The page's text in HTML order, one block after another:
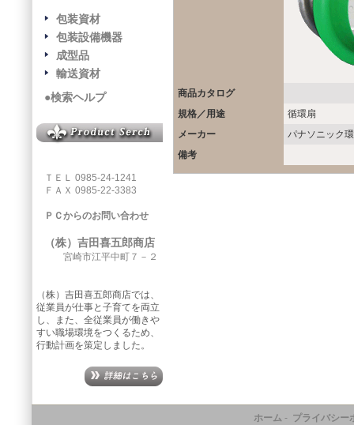
包装資材
包装設備機器
成型品
輸送資材
●検索ヘルプ
ＴＥＬ 0985-24-1241
ＦＡＸ 0985-22-3383
ＰＣからのお問い合わせ
（株）吉田喜五郎商店
宮崎市江平中町７－２
（株）吉田喜五郎商店では、
従業員が仕事と子育てを両立
し、また、全従業員が働きや
すい職場環境をつくるため、
行動計画を策定しました。
商品カタログ
規格／用途
循環扇
メーカー
パナソニック
備考
ホーム- プライバシー